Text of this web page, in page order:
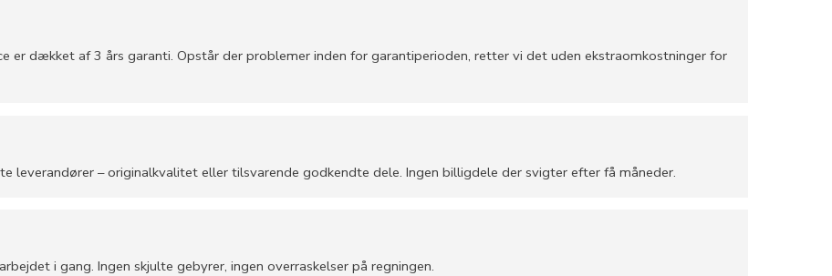
er dækket af 3 års garanti. Opstår der problemer inden for garantiperioden, retter vi det uden ekstraomkostninger for
leverandører – originalkvali­tet eller tilsvarende godkendte dele. Ingen billigdele der svigter efter få måneder.
i gang. Ingen skjulte gebyrer, ingen overraskelser på regningen.